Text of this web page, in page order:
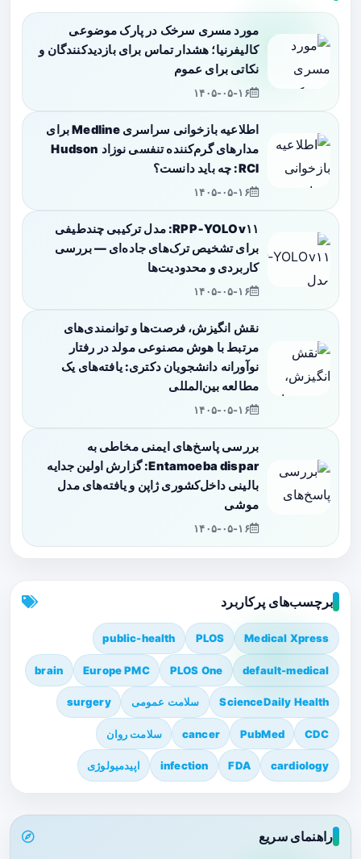
مورد مسری سرخک در پارک موضوعی
کالیفرنیا؛ هشدار تماس برای بازدیدکنندگان و
نکاتی برای عموم
۱۴۰۵-۰۵-۱۶
اطلاعیه بازخوانی سراسری Medline برای
مدارهای گرم‌کننده تنفسی نوزاد Hudson
RCI: چه باید دانست؟
۱۴۰۵-۰۵-۱۶
RPP‑YOLOv۱۱: مدل ترکیبی چندطیفی
برای تشخیص ترک‌های جاده‌ای — بررسی
کاربردی و محدودیت‌ها
۱۴۰۵-۰۵-۱۶
نقش انگیزش، فرصت‌ها و توانمندی‌های
مرتبط با هوش مصنوعی مولد در رفتار
نوآورانه دانشجویان دکتری: یافته‌های یک
مطالعه بین‌المللی
۱۴۰۵-۰۵-۱۶
بررسی پاسخ‌های ایمنی مخاطی به
Entamoeba dispar: گزارش اولین جدایه
بالینی داخل‌کشوری ژاپن و یافته‌های مدل
موشی
۱۴۰۵-۰۵-۱۶
برچسب‌های پرکاربرد
Medical Xpress
PLOS
public-health
default-medical
PLOS One
Europe PMC
brain
ScienceDaily Health سلامت عمومی surgery
CDC
PubMed
cancer سلامت روان
cardiology
FDA
infection اپیدمیولوژی
راهنمای سریع